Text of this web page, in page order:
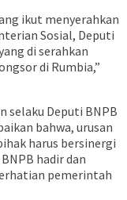
ikut menyerahkan
Sosial, Deputi
di serahkan
di Rumbia,”
selaku Deputi BNPB
bahwa, urusan
harus bersinergi
hadir dan
pemerintah